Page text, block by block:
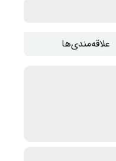
علاقه‌مندی‌ها